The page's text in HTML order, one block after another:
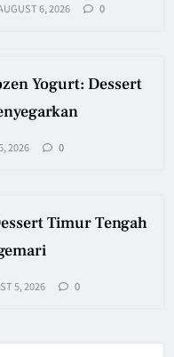
6, 2026 0
Yogurt: Dessert
2026 0
Timur Tengah
5, 2026 0